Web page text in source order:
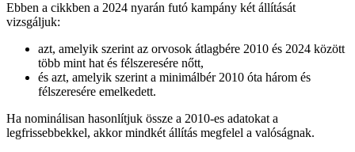
Ebben a cikkben a 2024 nyarán futó kampány két állítását
vizsgáljuk:
azt, amelyik szerint az orvosok átlagbére 2010 és 2024 között
több mint hat és félszeresére nőtt,
és azt, amelyik szerint a minimálbér 2010 óta három és
félszeresére emelkedett.
Ha nominálisan hasonlítjuk össze a 2010-es adatokat a
legfrissebbekkel, akkor mindkét állítás megfelel a valóságnak.